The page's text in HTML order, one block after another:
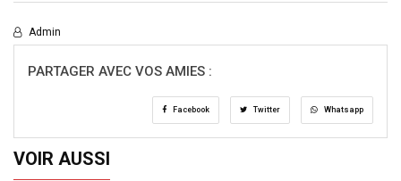
Admin
PARTAGER AVEC VOS AMIES :
Facebook Twitter Whatsapp
VOIR AUSSI